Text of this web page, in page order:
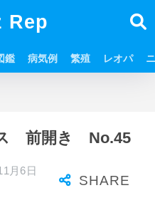
Rep
鑑 病気例 繁殖 レオパ
前開き No.45
月6日